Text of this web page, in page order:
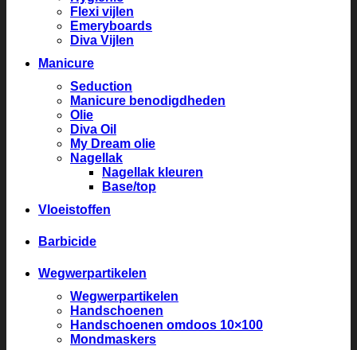
Flexi vijlen
Emeryboards
Diva Vijlen
Manicure
Seduction
Manicure benodigdheden
Olie
Diva Oil
My Dream olie
Nagellak
Nagellak kleuren
Base/top
Vloeistoffen
Barbicide
Wegwerpartikelen
Wegwerpartikelen
Handschoenen
Handschoenen omdoos 10×100
Mondmaskers